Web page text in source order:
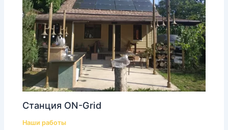
Станция ON-Grid
Наши работы